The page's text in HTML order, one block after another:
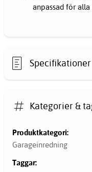
anpassad för
Specifikationer
Kategorier &
Produktkategori:
Garageinredning
Taggar: